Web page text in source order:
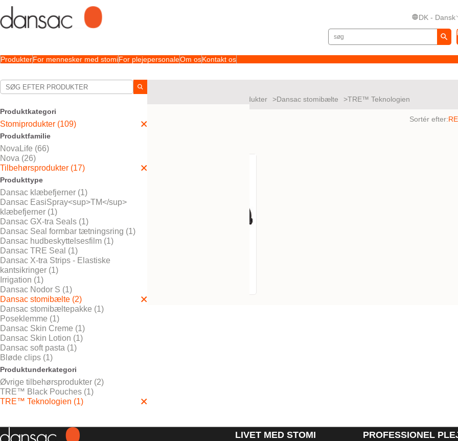
DK - Dansk
ProdukterFor mennesker med stomiFor plejepersonaleOm osKontakt os
Produktkategori
Stomiprodukter (109)
Produktfamilie
NovaLife (66)
Nova (26)
Tilbehørsprodukter (17)
Produkttype
Dansac klæbefjerner (1)
Dansac EasiSpray<sup>TM</sup>
klæbefjerner (1)
Dansac GX-tra Seals (1)
Dansac Seal formbar tætningsring (1)
Dansac hudbeskyttelsesfilm (1)
Dansac TRE Seal (1)
Dansac X-tra Strips - Elastiske
kantsikringer (1)
Irrigation (1)
Dansac Nodor S (1)
Dansac stomibælte (2)
Dansac stomibæltepakke (1)
Poseklemme (1)
Dansac Skin Creme (1)
Dansac Skin Lotion (1)
Dansac soft pasta (1)
Bløde clips (1)
Produktunderkategori
Øvrige tilbehørsprodukter (2)
TRE™ Black Pouches (1)
TRE™ Teknologien (1)
Tilbehørsprodukter Dansac stomibælte TRE™ Teknologien
Sortér efter:
LIVET MED STOMI PROFESSIONEL